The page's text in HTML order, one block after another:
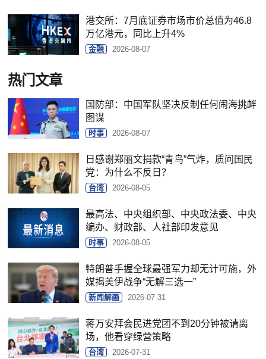
港交所：7月底证券市场市价总值为46.8
万亿港元，同比上升4%
金融 2026-08-07
热门文章
国防部：中国军队坚决反制任何闹海挑衅
图谋
时事 2026-08-07
日感谢郑丽文捐款“青鸟”气炸，质问国民
党：为什么不反日？
台湾 2026-08-05
最高法、中央组织部、中央政法委、中央
编办、财政部、人社部印发意见
时事 2026-08-05
特朗普手握全球最强军力却无计可施，外
媒揭美伊战争“无解三选一”
新闻解画 2026-07-31
蒋万安拜会民进党团不到20分钟被请离
场，他看穿绿营策略
台湾 2026-07-31